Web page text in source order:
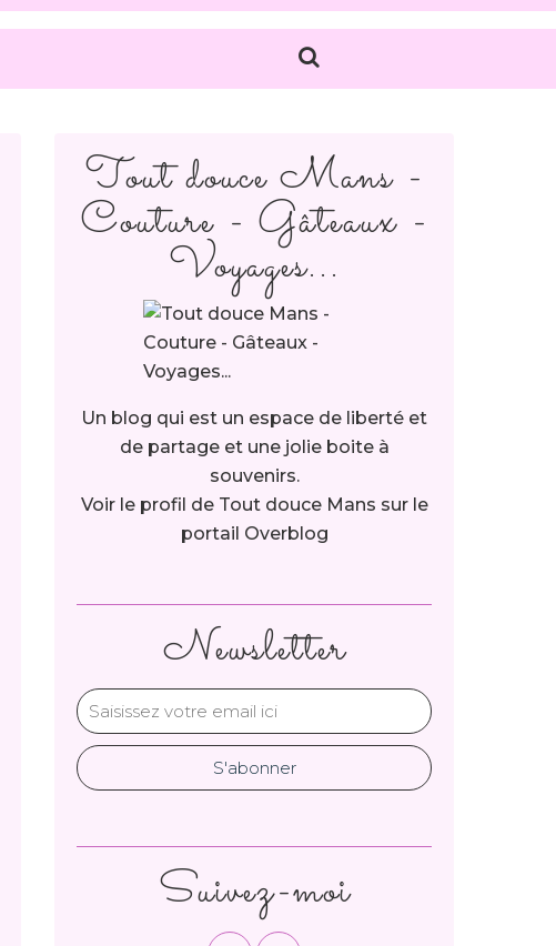
Newsletter
Tout douce Mans -
Couture - Gâteaux -
Voyages...
Un blog qui est un espace de liberté et
de partage et une jolie boite à
souvenirs.
Voir le profil de Tout douce Mans sur le
portail Overblog
Suivez-moi